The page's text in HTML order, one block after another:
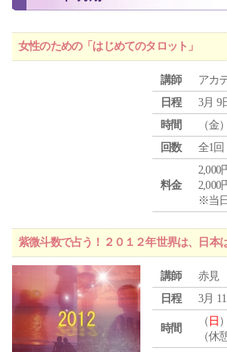
女性のための「はじめてのタロット」
講師
アカ
日程
3月 9
時間
（金
回数
全1回
料金
2,000
2,000
※当
紫微斗数で占う！２０１２年世界は、日本
講師
赤見
日程
3月
時間
（ 日
（休